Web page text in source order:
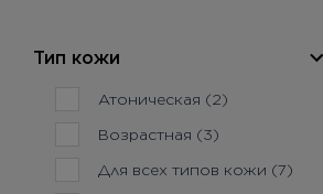
Тип кожи
Атоническая (2)
Возрастная (3)
Для всех типов кожи (7)